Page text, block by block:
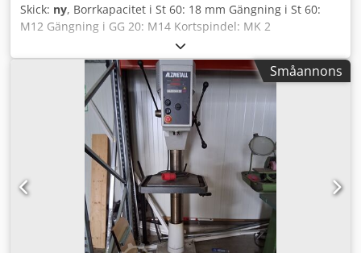
Skick: ny, Borrkapacitet i St 60: 18 mm Gängning i St 60:
M12 Gängning i GG 20: M14 Kortspindel: MK 2
Spindelvarvtal: 225–4 300 varv/min Spindellyft: 80 mm
Utligg: 190 mm Pelardiameter: 65 mm Maskinbord –
användbar yta: 300x240 mm T-spår antal – bredd –
avstånd: 2 x 12 x 80 mm Avstånd spindel–maskinbord
min./max.: 75/357 mm Maskinbas – användbar yta:
300x240 mm T-spår antal – bredd – avstånd: 2 x 12 x 80
mm Avstånd spindel–basplatta min./max.: 437/437 mm
Matning manuellt Maskinbord höjdjustering via handvev
Totalt effektbehov: 0,37/0,55 kW Maskinhöjd: 840 mm Vikt:
120 kg Standardutrustning: - Huvudströmbrytare med
låsbar motorskyddsbrytare - Vändingsbrytare för höger-
och vänstergång - Steglös varvtalsreglering - Skyddsklass IP
54 - Anslutningskabel (utan stickpropp, kabellängd 2 m) -
Småannons